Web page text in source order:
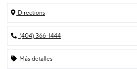
Directions
(404) 366-1444
Más detalles